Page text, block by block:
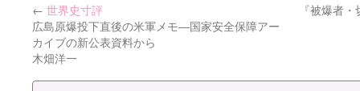
ン
ツ
← 世界史寸評
広島原爆投下直後の米軍メモ―国家安全保障アー
カイブの新公表資料から
木畑洋一
『被爆者